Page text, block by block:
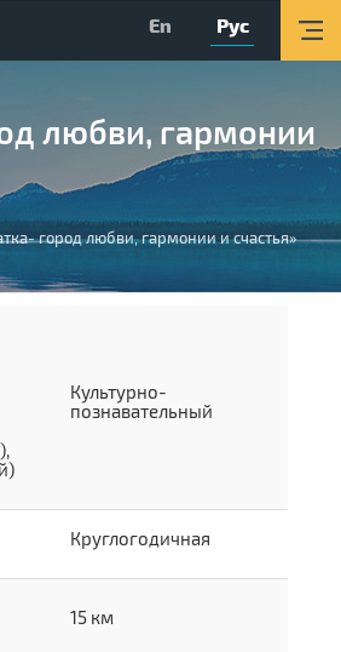
Об округе
Организации
Туризм
О Центре
для слабовидящих
YouTube
En Рус
любви, гармонии
город любви, гармонии и счастья»
Культурно-
познавательный
Круглогодичная
15 км